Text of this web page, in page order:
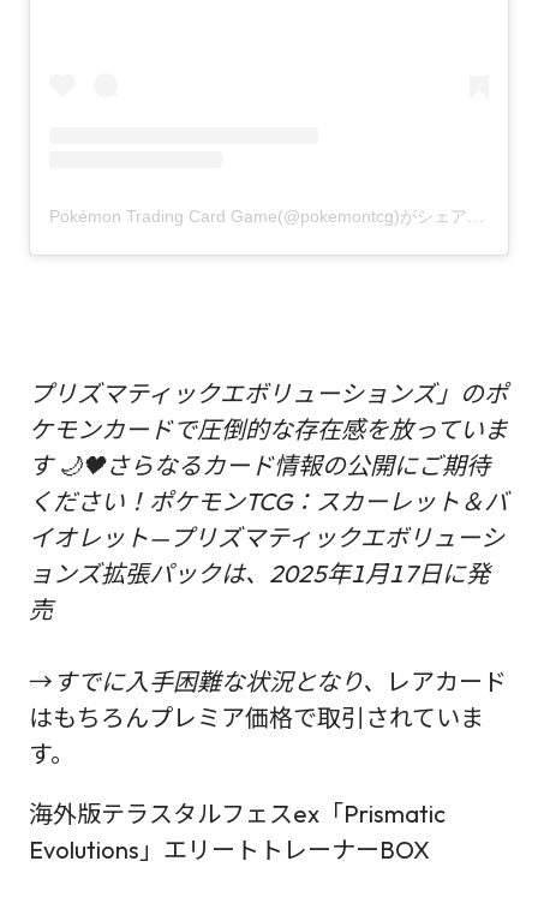
プリズマティックエボリューションズ」のポ
ケモンカードで圧倒的な存在感を放っていま
す 🌙🖤さらなるカード情報の公開にご期待
ください！ポケモンTCG：スカーレット＆バ
イオレット—プリズマティックエボリューシ
ョンズ拡張パックは、2025年1月17日に発
売
→ すでに入手困難な状況となり、
レアカード
はもちろんプレミア価格で取引されていま
す。
海外版テラスタルフェスex「Prismatic
Evolutions」エリートトレーナーBOX